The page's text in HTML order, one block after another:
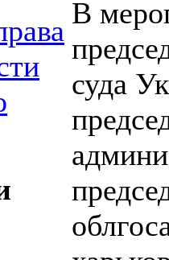
В
суда